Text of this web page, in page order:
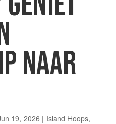
NAAR
19, 2026 | Island Hoops,